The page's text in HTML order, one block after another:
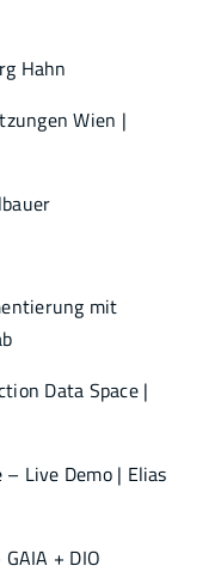
Hahn
Wien |
mit
Data Space |
Live Demo | Elias
+ DIO